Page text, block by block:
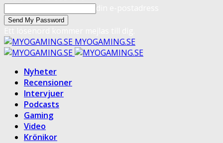
MYOGAMING.SE
Nyheter
Recensioner
Intervjuer
Podcasts
Gaming
Video
Krönikor